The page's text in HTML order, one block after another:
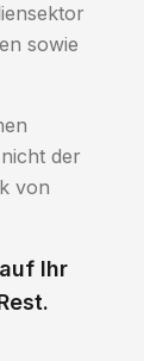
sowie
der
von
Ihr